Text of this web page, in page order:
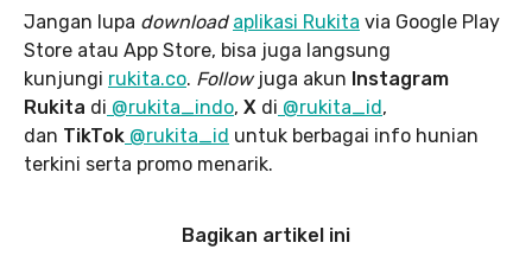
Jangan lupa download aplikasi Rukita via Google Play
Store atau App Store, bisa juga langsung
kunjungi rukita.co. Followjuga akun Instagram
Rukita di @rukita_indo, X di @rukita_id ,
dan TikTok @rukita_id untuk berbagai info hunian
terkini serta promo menarik.
Bagikan artikel ini